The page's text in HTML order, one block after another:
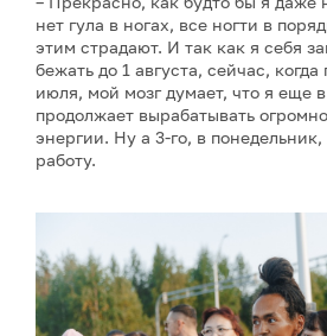
нет гула в ногах, все ногти в
этим страдают. И так как я себя
бежать до 1 августа, сейчас,
июля, мой мозг думает, что я еще
продолжает вырабатывать
энергии. Ну а 3-го, в
работу.